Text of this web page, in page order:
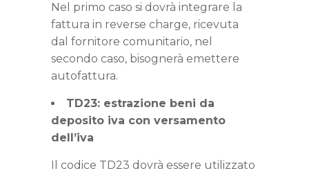
Nel primo caso si dovrà integrare la
fattura in reverse charge, ricevuta
dal fornitore comunitario, nel
secondo caso, bisognerà emettere
autofattura.
TD23: estrazione beni da
deposito iva con versamento
dell’iva
Il codice TD23 dovrà essere utilizzato